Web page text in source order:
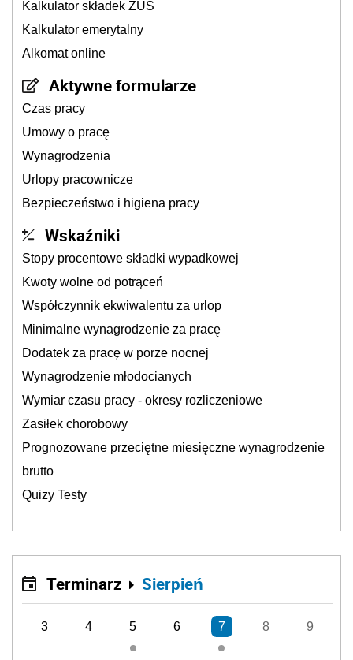
Kalkulator składek ZUS
Kalkulator emerytalny
Alkomat online
Aktywne formularze
Czas pracy
Umowy o pracę
Wynagrodzenia
Urlopy pracownicze
Bezpieczeństwo i higiena pracy
Wskaźniki
Stopy procentowe składki wypadkowej
Kwoty wolne od potrąceń
Współczynnik ekwiwalentu za urlop
Minimalne wynagrodzenie za pracę
Dodatek za pracę w porze nocnej
Wynagrodzenie młodocianych
Wymiar czasu pracy - okresy rozliczeniowe
Zasiłek chorobowy
Prognozowane przeciętne miesięczne wynagrodzenie
brutto
Quizy Testy
Terminarz Sierpień
3 4 5 6 7 8 9